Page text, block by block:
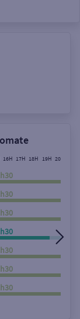
16H 17H 18H 19H 20H